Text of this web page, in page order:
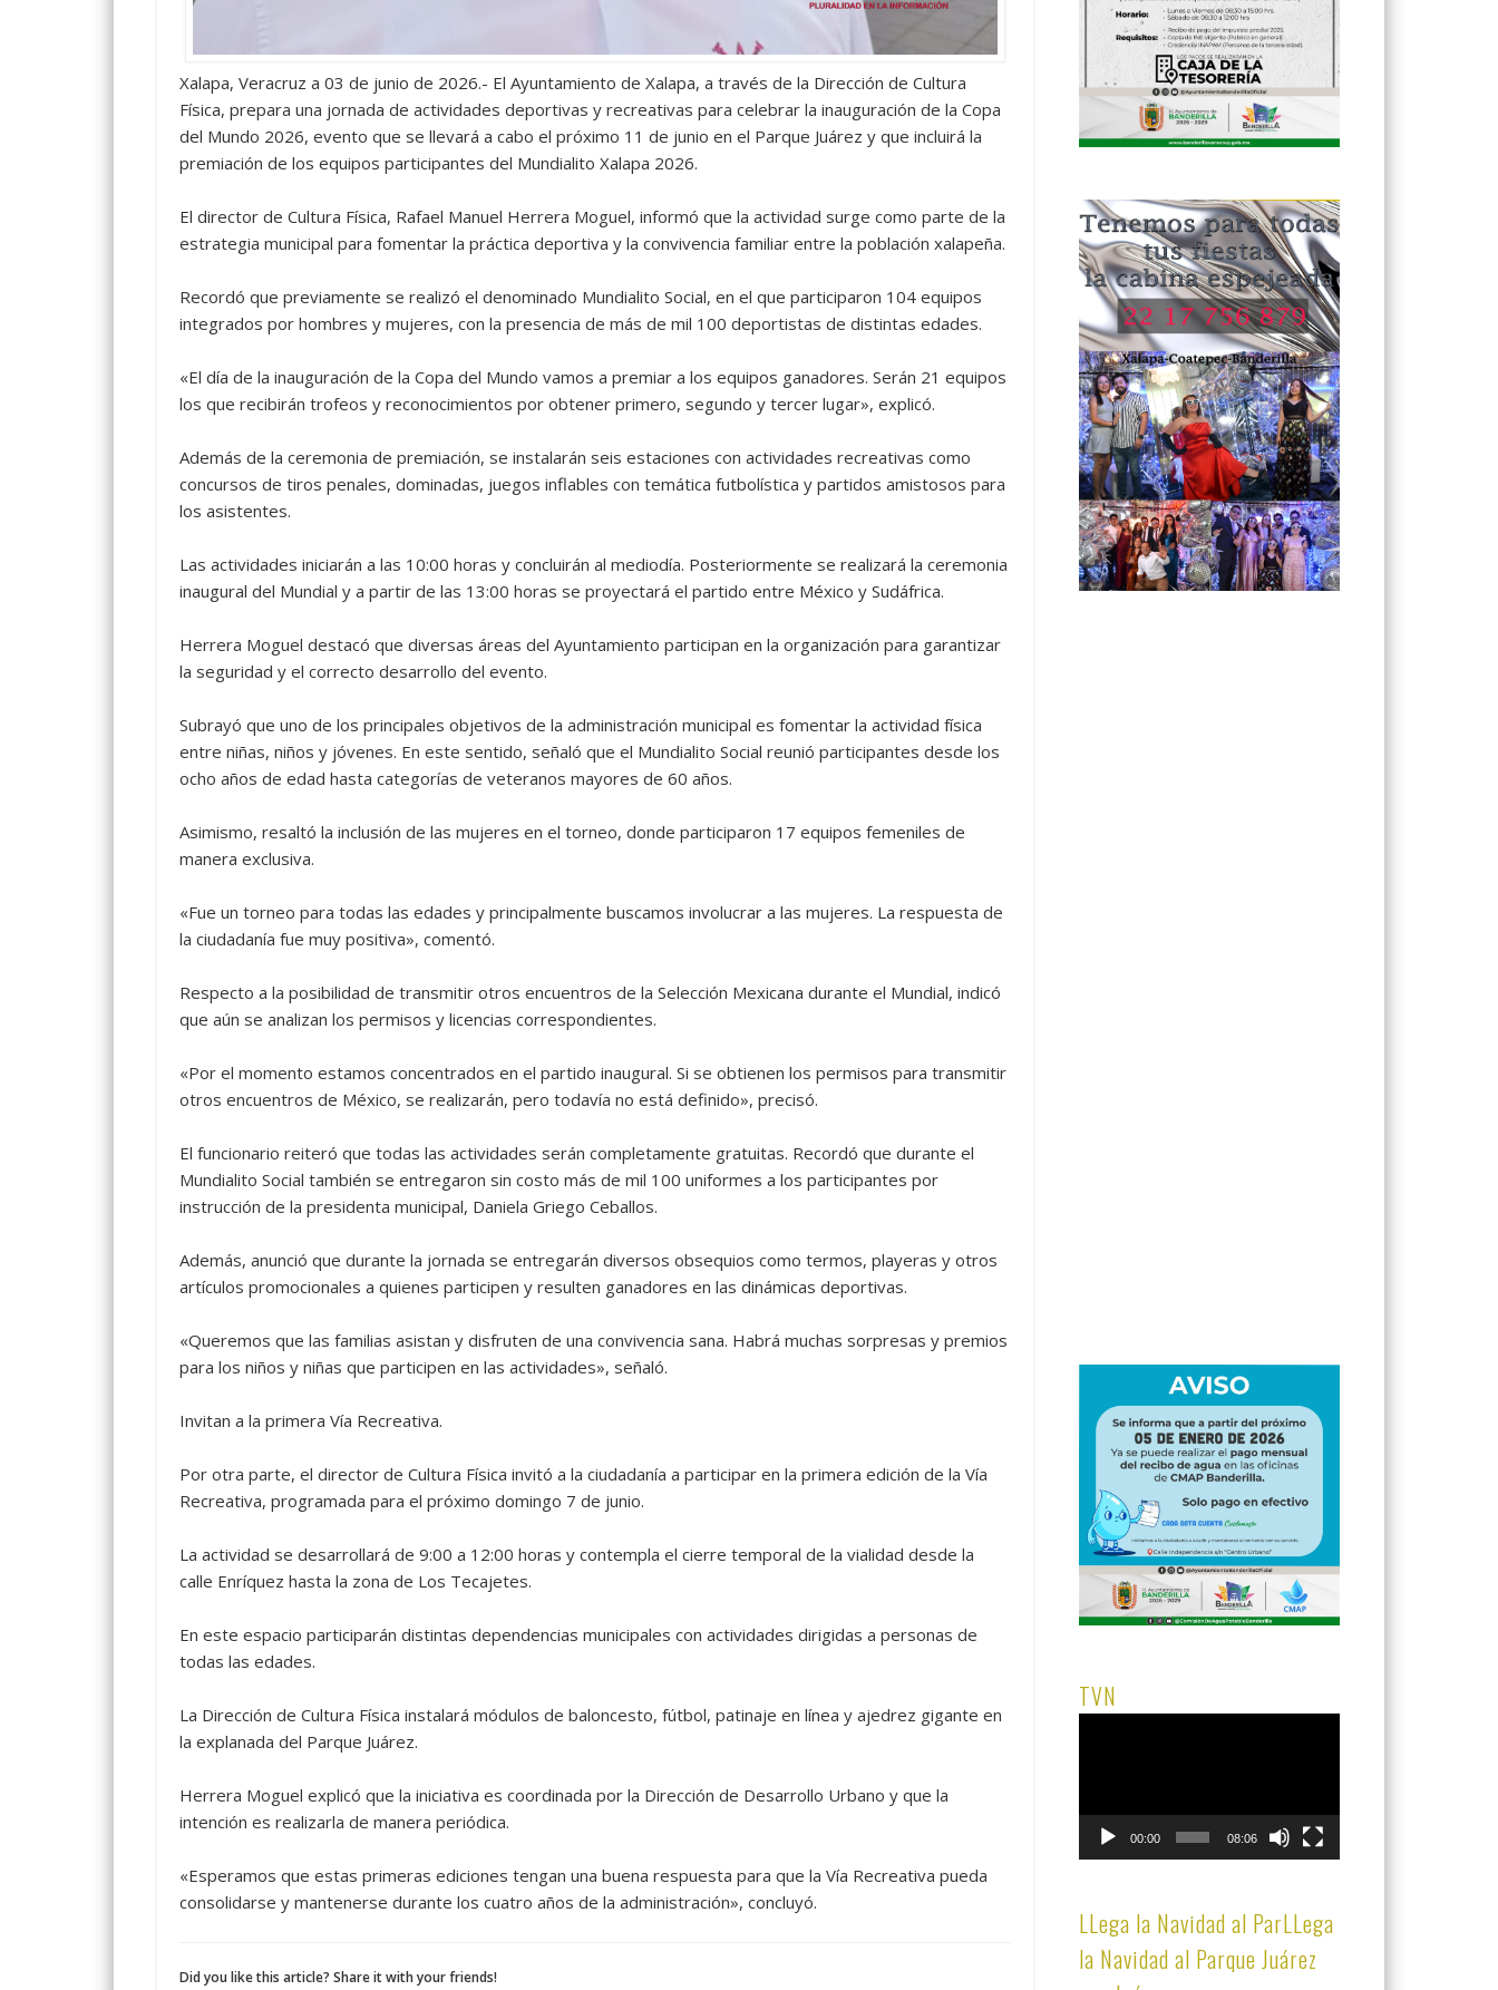
Xalapa, Veracruz a 03 de junio de 2026.- El Ayuntamiento de Xalapa, a través de la Dirección de Cultura
Física, prepara una jornada de actividades deportivas y recreativas para celebrar la inauguración de la Copa
del Mundo 2026, evento que se llevará a cabo el próximo 11 de junio en el Parque Juárez y que incluirá la
premiación de los equipos participantes del Mundialito Xalapa 2026.
El director de Cultura Física, Rafael Manuel Herrera Moguel, informó que la actividad surge como parte de la
estrategia municipal para fomentar la práctica deportiva y la convivencia familiar entre la población xalapeña.
Recordó que previamente se realizó el denominado Mundialito Social, en el que participaron 104 equipos
integrados por hombres y mujeres, con la presencia de más de mil 100 deportistas de distintas edades.
«El día de la inauguración de la Copa del Mundo vamos a premiar a los equipos ganadores. Serán 21 equipos
los que recibirán trofeos y reconocimientos por obtener primero, segundo y tercer lugar», explicó.
Además de la ceremonia de premiación, se instalarán seis estaciones con actividades recreativas como
concursos de tiros penales, dominadas, juegos inflables con temática futbolística y partidos amistosos para
los asistentes.
Las actividades iniciarán a las 10:00 horas y concluirán al mediodía. Posteriormente se realizará la ceremonia
inaugural del Mundial y a partir de las 13:00 horas se proyectará el partido entre México y Sudáfrica.
Herrera Moguel destacó que diversas áreas del Ayuntamiento participan en la organización para garantizar
la seguridad y el correcto desarrollo del evento.
Subrayó que uno de los principales objetivos de la administración municipal es fomentar la actividad física
entre niñas, niños y jóvenes. En este sentido, señaló que el Mundialito Social reunió participantes desde los
ocho años de edad hasta categorías de veteranos mayores de 60 años.
Asimismo, resaltó la inclusión de las mujeres en el torneo, donde participaron 17 equipos femeniles de
manera exclusiva.
«Fue un torneo para todas las edades y principalmente buscamos involucrar a las mujeres. La respuesta de
la ciudadanía fue muy positiva», comentó.
Respecto a la posibilidad de transmitir otros encuentros de la Selección Mexicana durante el Mundial, indicó
que aún se analizan los permisos y licencias correspondientes.
«Por el momento estamos concentrados en el partido inaugural. Si se obtienen los permisos para transmitir
otros encuentros de México, se realizarán, pero todavía no está definido», precisó.
El funcionario reiteró que todas las actividades serán completamente gratuitas. Recordó que durante el
Mundialito Social también se entregaron sin costo más de mil 100 uniformes a los participantes por
instrucción de la presidenta municipal, Daniela Griego Ceballos.
Además, anunció que durante la jornada se entregarán diversos obsequios como termos, playeras y otros
artículos promocionales a quienes participen y resulten ganadores en las dinámicas deportivas.
«Queremos que las familias asistan y disfruten de una convivencia sana. Habrá muchas sorpresas y premios
para los niños y niñas que participen en las actividades», señaló.
Invitan a la primera Vía Recreativa.
Por otra parte, el director de Cultura Física invitó a la ciudadanía a participar en la primera edición de la Vía
Recreativa, programada para el próximo domingo 7 de junio.
La actividad se desarrollará de 9:00 a 12:00 horas y contempla el cierre temporal de la vialidad desde la
calle Enríquez hasta la zona de Los Tecajetes.
En este espacio participarán distintas dependencias municipales con actividades dirigidas a personas de
todas las edades.
La Dirección de Cultura Física instalará módulos de baloncesto, fútbol, patinaje en línea y ajedrez gigante en
la explanada del Parque Juárez.
Herrera Moguel explicó que la iniciativa es coordinada por la Dirección de Desarrollo Urbano y que la
intención es realizarla de manera periódica.
«Esperamos que estas primeras ediciones tengan una buena respuesta para que la Vía Recreativa pueda
consolidarse y mantenerse durante los cuatro años de la administración», concluyó.
Did you like this article? Share it with your friends!
TVN
00:00 08:06
LLega la Navidad al ParLLega
la Navidad al Parque Juárez